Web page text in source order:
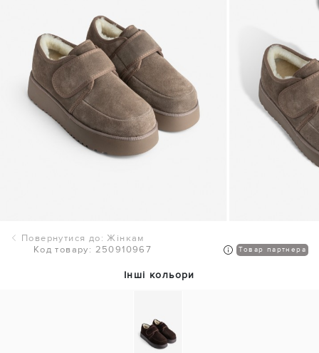
Повернутися до: Жінкам
Код товару: 250910967
Товар партнера
Інші кольори